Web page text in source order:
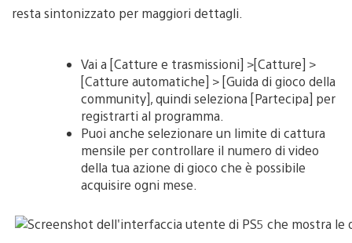
resta sintonizzato per maggiori dettagli.
Vai a [Catture e trasmissioni] >[Catture] >
[Catture automatiche] > [Guida di gioco della
community], quindi seleziona [Partecipa] per
registrarti al programma.
Puoi anche selezionare un limite di cattura
mensile per controllare il numero di video
della tua azione di gioco che è possibile
acquisire ogni mese.